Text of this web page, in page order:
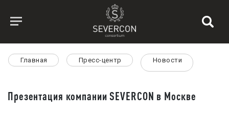
Главная Пресс-центр Новости
Презентация компании SEVERCON в Москве